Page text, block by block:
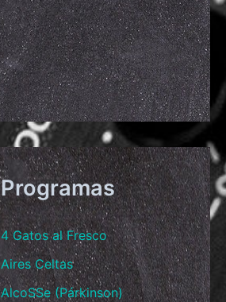
Programas
4 Gatos al Fresco
Aires Celtas
AlcoSSe (Párkinson)